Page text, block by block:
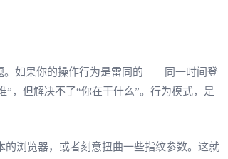
。如果你的操作行为是雷同的——同一时间登
，但解决不了“你在干什么”。行为模式，是
浏览器，或者刻意扭曲一些指纹参数。这就